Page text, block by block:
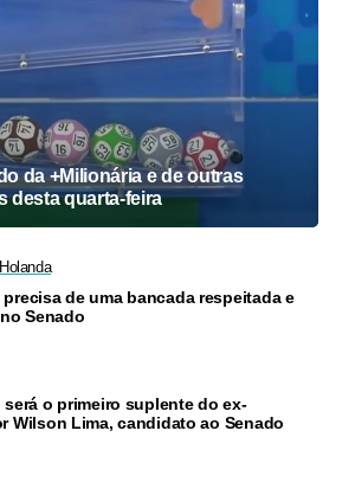
da +Milionária e de outras
desta quarta-feira
precisa de uma bancada respeitada e
Senado
o primeiro suplente do ex-
Wilson Lima, candidato ao Senado